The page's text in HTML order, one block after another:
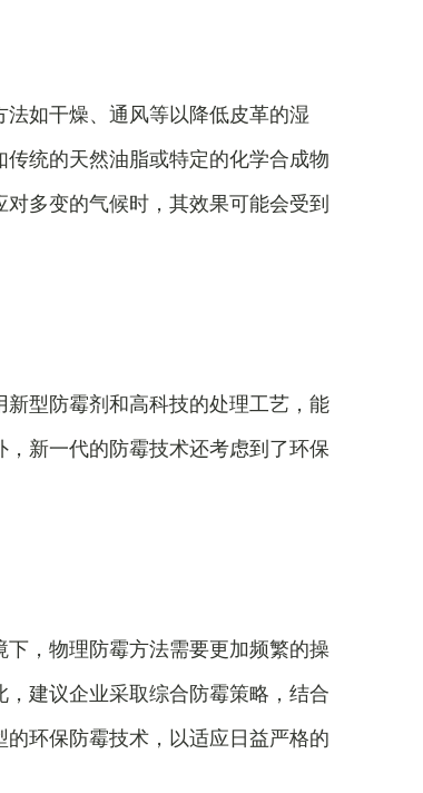
如干燥、通风等以降低皮革的湿
统的天然油脂或特定的化学合成物
多变的气候时，其效果可能会受到
型防霉剂和高科技的处理工艺，能
新一代的防霉技术还考虑到了环保
，物理防霉方法需要更加频繁的操
建议企业采取综合防霉策略，结合
环保防霉技术，以适应日益严格的